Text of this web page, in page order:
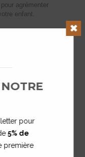
agrémenter
enfant.
pour
5% de
première